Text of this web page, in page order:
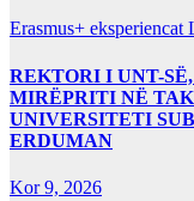
Erasmus+ eksperiencat
REKTORI I UNT-
MIRËPRITI NË
UNIVERSITETI
ERDUMAN
Kor 9, 2026